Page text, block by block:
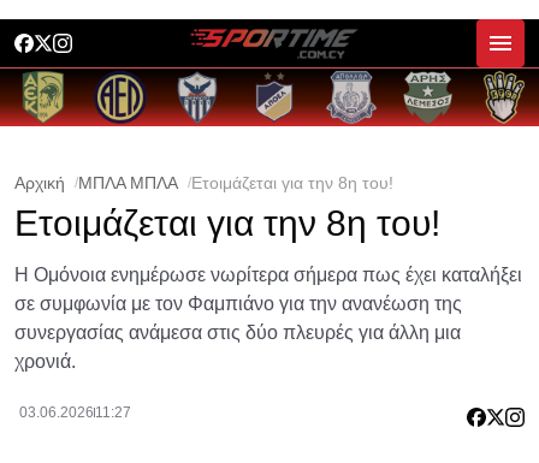
Αρχική ΜΠΛΑ ΜΠΛΑ Ετοιμάζεται για την 8η του!
Ετοιμάζεται για την 8η του!
Η Ομόνοια ενημέρωσε νωρίτερα σήμερα πως έχει καταλήξει
σε συμφωνία με τον Φαμπιάνο για την ανανέωση της
συνεργασίας ανάμεσα στις δύο πλευρές για άλλη μια
χρονιά.
03.06.2026 11:27